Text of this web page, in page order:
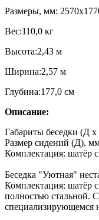
Размеры, мм:
Вес:110,0 кг
Высота:2,43 м
Ширина:2,57 м
Глубина:177,0 см
Описание:
Габариты беседки (Д
Размер сидений (Д),
Комплектация: шатёр
Беседка "Уютная"
Комплектация: шатёр
полностью стальной.
специализирующемся